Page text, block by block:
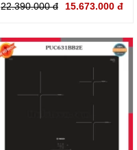
22.390.000 đ 15.673.000 đ